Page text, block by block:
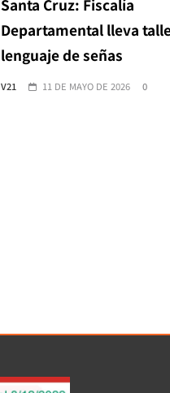
Santa Cruz: Fiscalía
Departamental lleva
lenguaje de señas
V21 11 DE MAYO DE 2026 0